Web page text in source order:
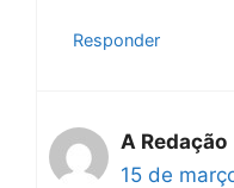
Responder
A Redação
15 de